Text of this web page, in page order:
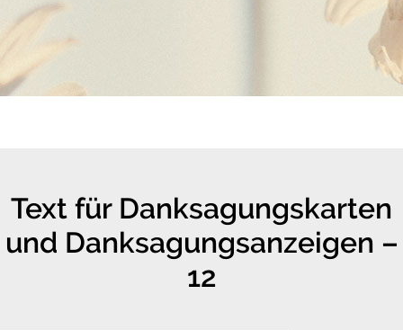
Text für Danksagungskarten
und Danksagungsanzeigen –
12